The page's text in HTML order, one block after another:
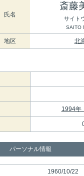
氏名
斎藤
サイト
SAITO
地区 北
1994
パーソナル情報
1960/10/22